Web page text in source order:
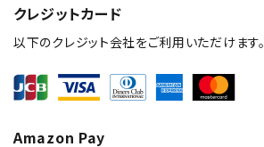
meeting_room ログイン
クレジットカード
以下のクレジット会社をご利用いただけます。
Amazon Pay